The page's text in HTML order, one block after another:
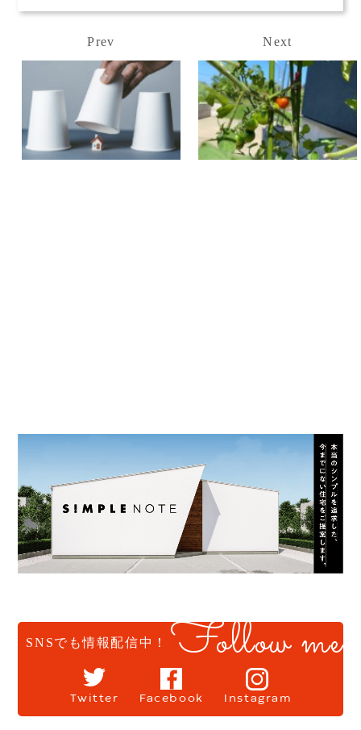
Prev Next
SNSでも情報配信中！ Follow me
Twitter Facebook Instagram